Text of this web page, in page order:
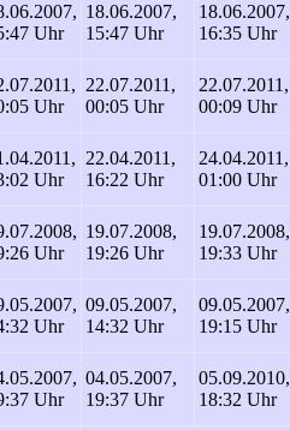
Uhr
18.06.2007,
15:47 Uhr
18.06.2007,
16:35 Uhr
Uhr
22.07.2011,
00:05 Uhr
22.07.2011,
00:09 Uhr
Uhr
22.04.2011,
16:22 Uhr
24.04.2011,
01:00 Uhr
Uhr
19.07.2008,
19:26 Uhr
19.07.2008,
19:33 Uhr
Uhr
09.05.2007,
14:32 Uhr
09.05.2007,
19:15 Uhr
Uhr
04.05.2007,
19:37 Uhr
05.09.2010,
18:32 Uhr